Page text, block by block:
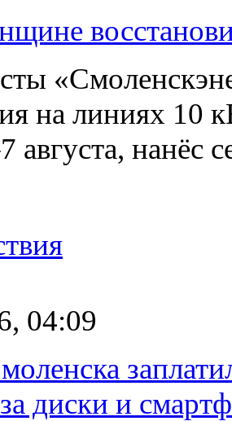
на линиях 10
августа,
04:09
диски и